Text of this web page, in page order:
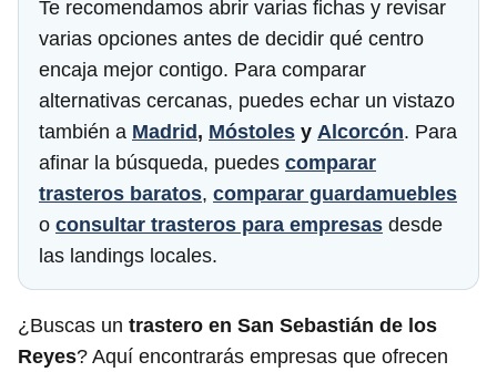
Te recomendamos abrir varias fichas y revisar
varias opciones antes de decidir qué centro
encaja mejor contigo. Para comparar
alternativas cercanas, puedes echar un vistazo
también a Madrid , Móstoles y Alcorcón. Para
afinar la búsqueda, puedes comparar
trasteros baratos, comparar guardamuebles
o consultar trasteros para empresas desde
las landings locales.
¿Buscas un trastero en San Sebastián de los
Reyes? Aquí encontrarás empresas que ofrecen